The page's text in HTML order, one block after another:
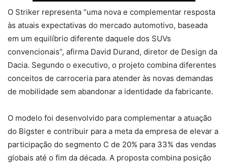
O Striker representa “uma nova e complementar resposta
às atuais expectativas do mercado automotivo, baseada
em um equilíbrio diferente daquele dos SUVs
convencionais”, afirma David Durand, diretor de Design da
Dacia. Segundo o executivo, o projeto combina diferentes
conceitos de carroceria para atender às novas demandas
de mobilidade sem abandonar a identidade da fabricante.
O modelo foi desenvolvido para complementar a atuação
do Bigster e contribuir para a meta da empresa de elevar a
participação do segmento C de 20% para 33% das vendas
globais até o fim da década. A proposta combina posição